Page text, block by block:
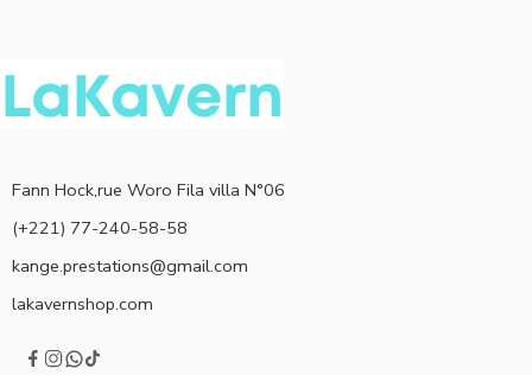
Fann Hock,rue Woro Fila villa N°06
(+221) 77-240-58-58
kange.prestations@gmail.com
lakavernshop.com